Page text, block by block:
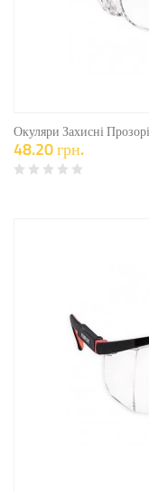
Окуляри Захисні
48.20 грн.